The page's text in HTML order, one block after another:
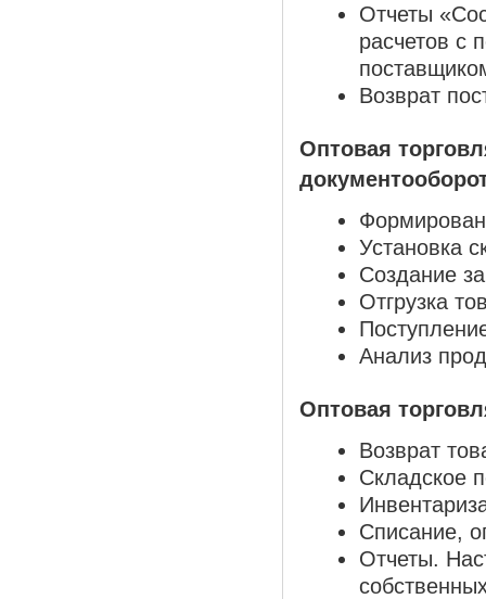
Отчеты
расчетов с
Возврат
Оптовая
Установка
Создание
Отгрузка
Анализ
Оптовая
Возврат
Складское
Списание,
Отчеты.